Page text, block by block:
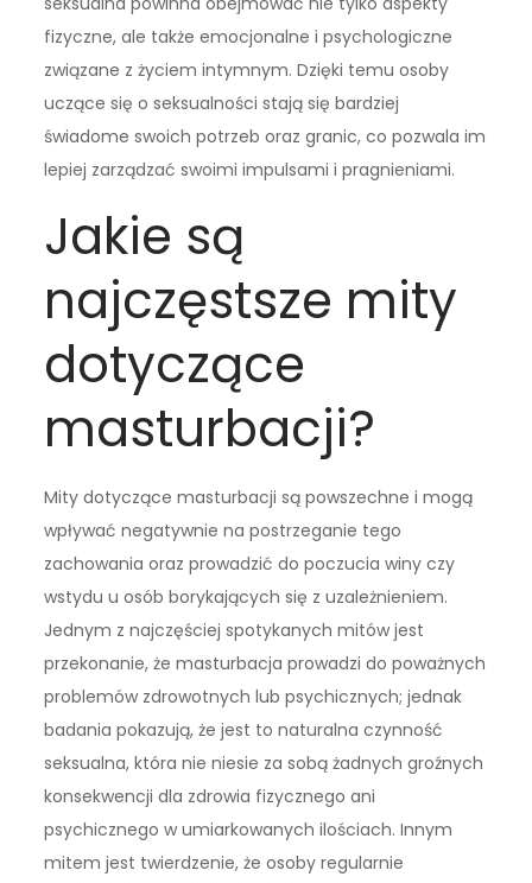
fizyczne, ale także emocjonalne i psychologiczne
związane z życiem intymnym. Dzięki temu osoby
uczące się o seksualności stają się bardziej
świadome swoich potrzeb oraz granic, co pozwala im
lepiej zarządzać swoimi impulsami i pragnieniami.
Jakie są
najczęstsze mity
dotyczące
masturbacji?
Mity dotyczące masturbacji są powszechne i mogą
wpływać negatywnie na postrzeganie tego
zachowania oraz prowadzić do poczucia winy czy
wstydu u osób borykających się z uzależnieniem.
Jednym z najczęściej spotykanych mitów jest
przekonanie, że masturbacja prowadzi do poważnych
problemów zdrowotnych lub psychicznych; jednak
badania pokazują, że jest to naturalna czynność
seksualna, która nie niesie za sobą żadnych groźnych
konsekwencji dla zdrowia fizycznego ani
psychicznego w umiarkowanych ilościach. Innym
mitem jest twierdzenie, że osoby regularnie